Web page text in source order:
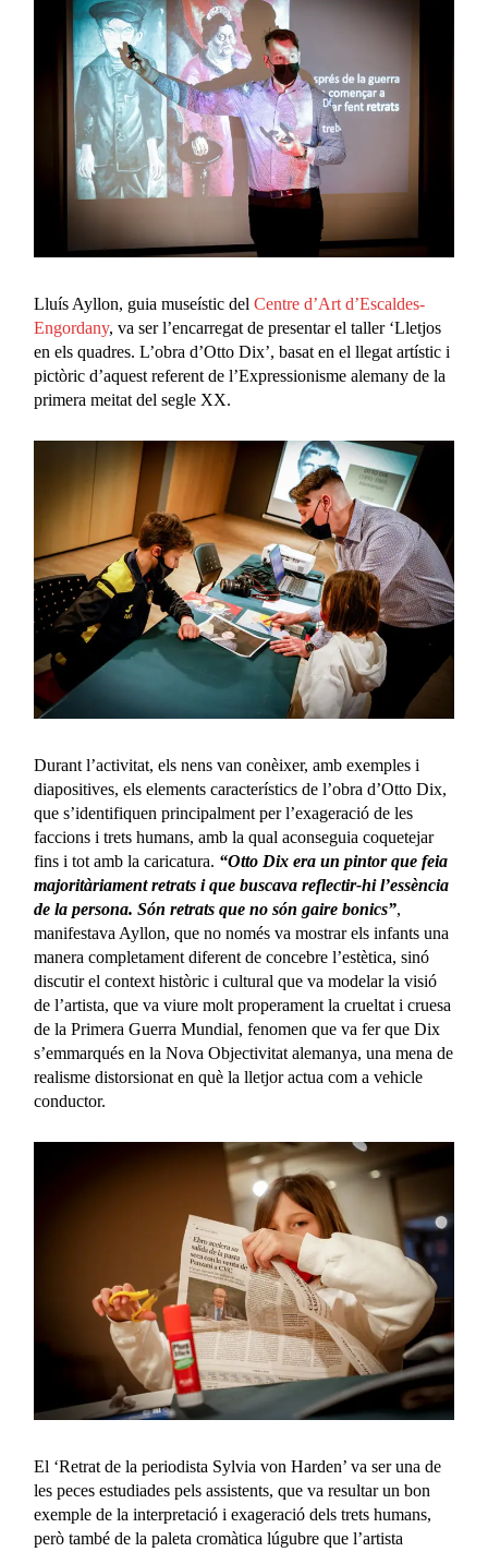
Lluís Ayllon, guia museístic delCentre d’Art d’Escaldes-
Engordany, va ser l’encarregat de presentar el taller ‘Lletjos
en els quadres. L’obra d’Otto Dix’, basat en el llegat artístic i
pictòric d’aquest referent de l’Expressionisme alemany de la
primera meitat del segle XX.
Durant l’activitat, els nens van conèixer, amb exemples i
diapositives, els elements característics de l’obra d’Otto Dix,
que s’identifiquen principalment per l’exageració de les
faccions i trets humans, amb la qual aconseguia coquetejar
fins i tot amb la caricatura. “Otto Dix era un pintor que feia
majoritàriament retrats i que buscava reflectir-hi l’essència
de la persona. Són retrats que no són gaire bonics”,
manifestava Ayllon, que no només va mostrar els infants una
manera completament diferent de concebre l’estètica, sinó
discutir el context històric i cultural que va modelar la visió
de l’artista, que va viure molt properament la crueltat i cruesa
de la Primera Guerra Mundial, fenomen que va fer que Dix
s’emmarqués en la Nova Objectivitat alemanya, una mena de
realisme distorsionat en què la lletjor actua com a vehicle
conductor.
El ‘Retrat de la periodista Sylvia von Harden’ va ser una de
les peces estudiades pels assistents, que va resultar un bon
exemple de la interpretació i exageració dels trets humans,
però també de la paleta cromàtica lúgubre que l’artista